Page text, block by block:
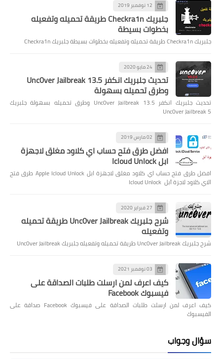
12 نوفمبر 2019
جلبريك Checkra1n طريقة تحميله وتفعيله
بخطوات بسيطة
جلبريك Checkra1n طريقة تحميله وتفعيله بخطوات بسيطة جلبريك Checkra1n
24 مايو 2020
تحديث جلبريك انكفر Unc0ver Jailbreak 13.5
وطرق تحميله بسهولة
تحديث جلبريك انكفر Unc0ver Jailbreak 13.5 وطرق تحميله بسهولة جلبريك
Unc0ver Jailbreak 5
02 مارس 2019
افضل طرق فتح حساب اي كلاود مغلق لاجهزة
ابل Icloud Unlock
افضل طرق فتح حساب اي كلاود مغلق لاجهزة ابل Apple Icloud Unlock طرق فتح
الاي كلاود لاجزة آبل Icloud Unlock
27 فبراير 2020
شرح جلبريك Unc0ver Jailbreak طريقة تحميله
وتفعيله
شرح جلبريك Unc0ver Jailbreak طريقة تحميله وتفعيله جلبريك Unc0ver Jailbreak
03 نوفمبر 2021
كيف اعرف لمن ارسلت طلبات الصداقة على
فيسبوك Facebook
كيف اعرف لمن ارسلت طلبات الصداقة على فيسبوك Facebook صداقة على
الفيسبوك
سؤال وجواب